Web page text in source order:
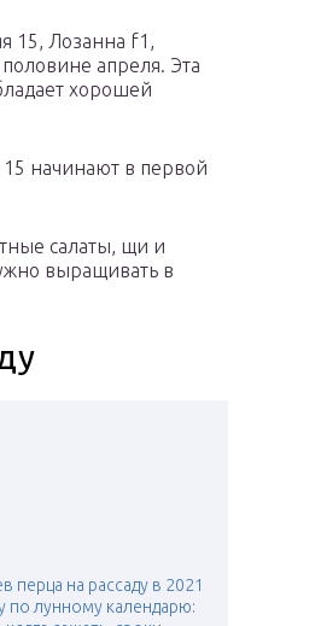
15, Лозанна f1,
апреля. Эта
хорошей
15 начинают в первой
салаты, щи и
выращивать в
перца на рассаду в 2021
по лунному календарю: